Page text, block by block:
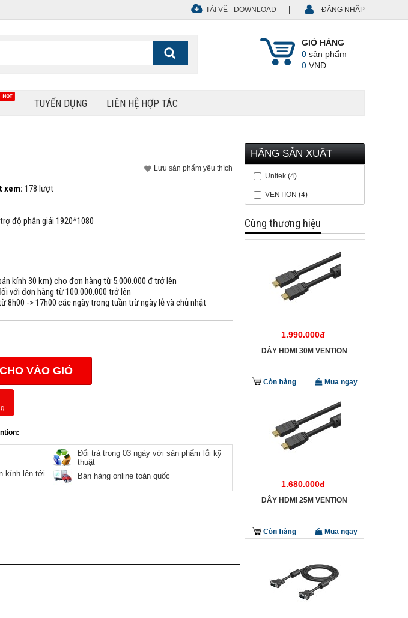
TẢI VỀ - DOWNLOAD ĐĂNG NHẬP
GIỎ HÀNG
0 sản phẩm
0 VNĐ
TUYỂN DỤNG LIÊN HỆ HỢP TÁC
Lưu sản phẩm yêu thích
xem: 178 lượt
độ phân giải 1920*1080
kính 30 km) cho đơn hàng từ 5.000.000 đ trở lên
với đơn hàng từ 100.000.000 trở lên
8h00 -> 17h00 các ngày trong tuần trừ ngày lễ và chủ nhật
CHO VÀO GIỎ
Đổi trả trong 03 ngày với sản phẩm lỗi kỹ
thuật
kính lên tới
Bán hàng online toàn quốc
HÃNG SẢN XUẤT
Unitek (4)
VENTION (4)
Cùng thương hiệu
1.990.000đ
DÂY HDMI 30M VENTION
Mua ngay
1.680.000đ
DÂY HDMI 25M VENTION
Mua ngay